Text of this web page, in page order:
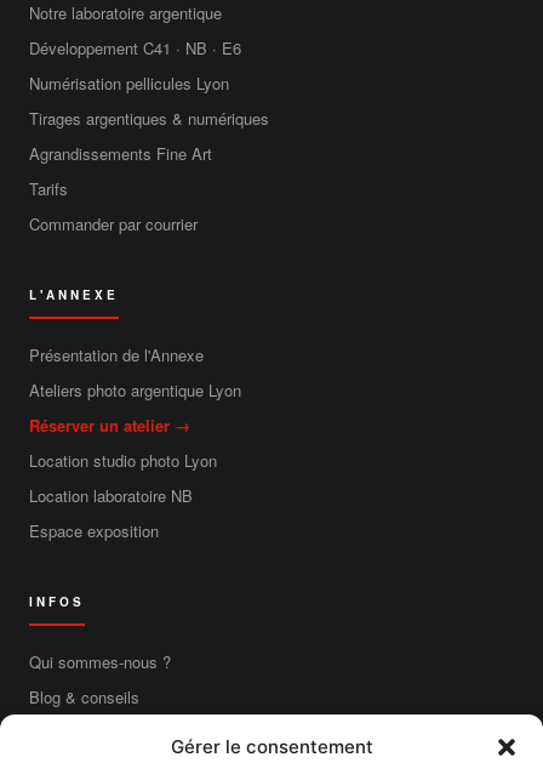
Gérer le consentement
Notre laboratoire argentique
Développement C41 · NB · E6
Numérisation pellicules Lyon
Tirages argentiques & numériques
Agrandissements Fine Art
Tarifs
Commander par courrier
L'ANNEXE
Présentation de l'Annexe
Ateliers photo argentique Lyon
Réserver un atelier →
Location studio photo Lyon
Location laboratoire NB
Espace exposition
INFOS
Qui sommes-nous ?
Blog & conseils